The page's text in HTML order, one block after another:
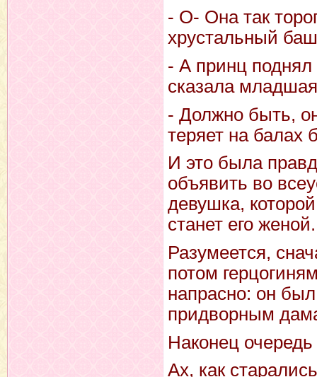
- О- Она так
хрустальный
- А принц поднял
сказала
- Должно быть,
теряет на балах
И это была
объявить во
девушка,
станет его женой.
Разумеется,
потом
напрасно: он
придворным
Наконец
Ах, как